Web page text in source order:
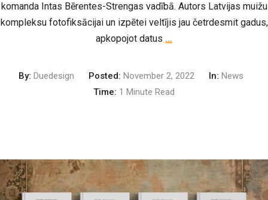
komanda Intas Bērentes-Strengas vadībā. Autors Latvijas muižu
kompleksu fotofiksācijai un izpētei veltījis jau četrdesmit gadus,
apkopojot datus …
By: Duedesign Posted: November 2, 2022 In: News
Time: 1 Minute Read